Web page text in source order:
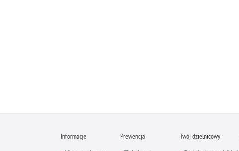
Informacje Prewencja Twój dzielnicowy